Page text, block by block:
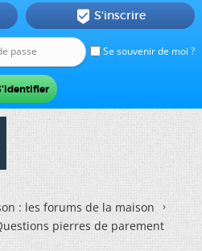
Se souvenir de moi ?
 S'inscrire
: les forums de la maison
pierres de parement